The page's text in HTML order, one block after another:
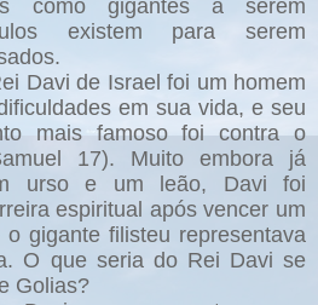
como gigantes a serem
existem para serem
Davi de Israel foi um homem
em sua vida, e seu
mais famoso foi contra o
17). Muito embora já
urso e um leão, Davi foi
espiritual após vencer um
gigante filisteu representava
O que seria do Rei Davi se
Golias?